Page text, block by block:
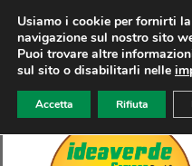
Usiamo i cookie per fornirti
navigazione sul nostro sito
Puoi trovare altre
sul sito o disabilitarli nelle
Accetta Rifiuta